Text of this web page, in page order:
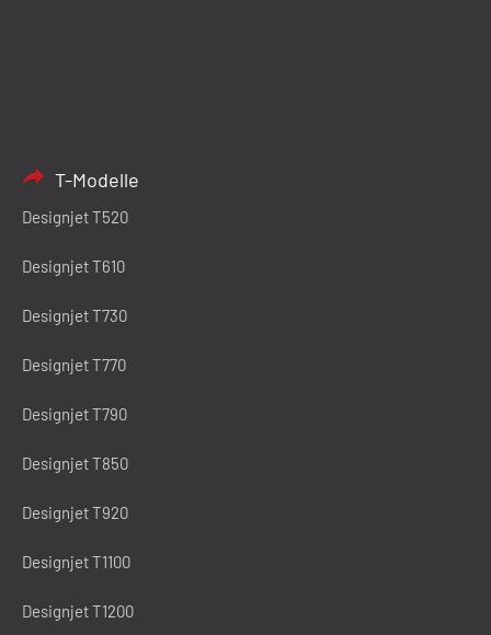
T-Modelle
Designjet T520
Designjet T610
Designjet T730
Designjet T770
Designjet T790
Designjet T850
Designjet T920
Designjet T1100
Designjet T1200